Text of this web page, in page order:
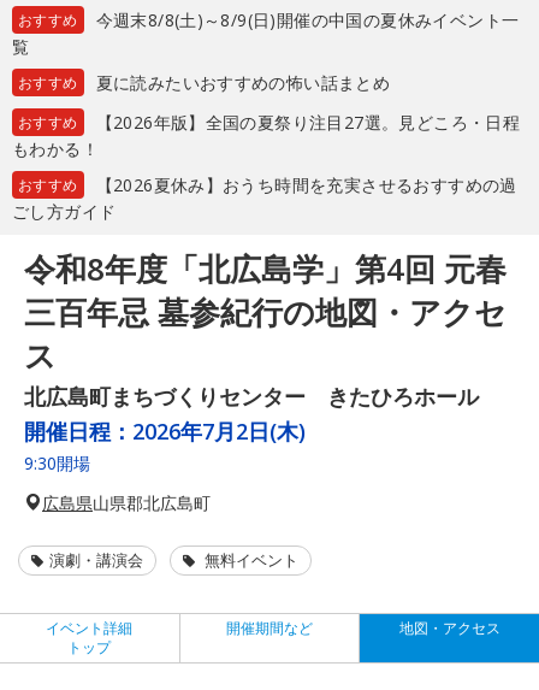
おすすめ
今週末8/8(土)～8/9(日)開催の中国の夏休みイベント一
覧
おすすめ 夏に読みたいおすすめの怖い話まとめ
おすすめ
【2026年版】全国の夏祭り注目27選。見どころ・日程
もわかる！
おすすめ
【2026夏休み】おうち時間を充実させるおすすめの過
ごし方ガイド
令和8年度「北広島学」第4回 元春
三百年忌 墓参紀行の地図・アクセ
ス
北広島町まちづくりセンター きたひろホール
開催日程： 2026年7月2日(木)
9:30開場
広島県山県郡北広島町
演劇・講演会 無料イベント
イベント詳細
トップ
開催期間など 地図・アクセス